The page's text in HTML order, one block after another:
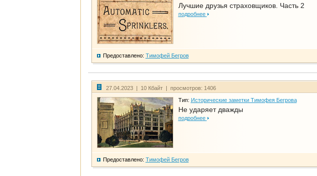
Лучшие друзья страховщиков. Часть 2
подробнее
Предоставлено: Тимофей Бегров
27.04.2023 | 10 Кбайт | просмотров: 1406
Тип: Исторические заметки Тимофея Бегрова
Не ударяет дважды
подробнее
Предоставлено: Тимофей Бегров